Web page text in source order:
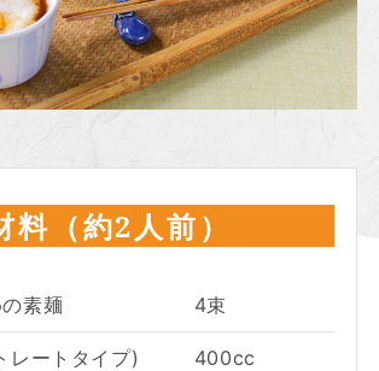
料（約2人前）
素麺 4束
レートタイプ) 400cc